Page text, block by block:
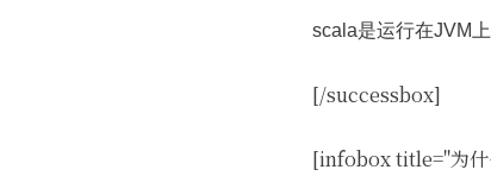
scala是运行在JVM
[/successbox]
[infobox title="为